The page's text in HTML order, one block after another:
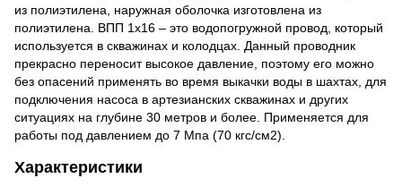
из полиэтилена, наружная оболочка изготовлена из
полиэтилена. ВПП 1х16 – это водопогружной провод, который
используется в скважинах и колодцах. Данный проводник
прекрасно переносит высокое давление, поэтому его можно
без опасений применять во время выкачки воды в шахтах, для
подключения насоса в артезианских скважинах и других
ситуациях на глубине 30 метров и более. Применяется для
работы под давлением до 7 Мпа (70 кгс/см2).
Характеристики